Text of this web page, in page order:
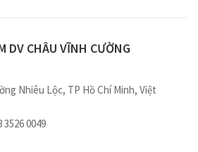
DV CHÂU VĨNH CƯỜNG
Nhiêu Lộc, TP Hồ Chí Minh, Việt
3526 0049